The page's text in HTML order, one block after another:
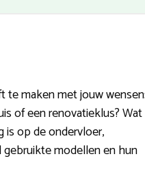
te maken met jouw
of een renovatieklus?
is op de ondervloer,
gebruikte modellen en hun